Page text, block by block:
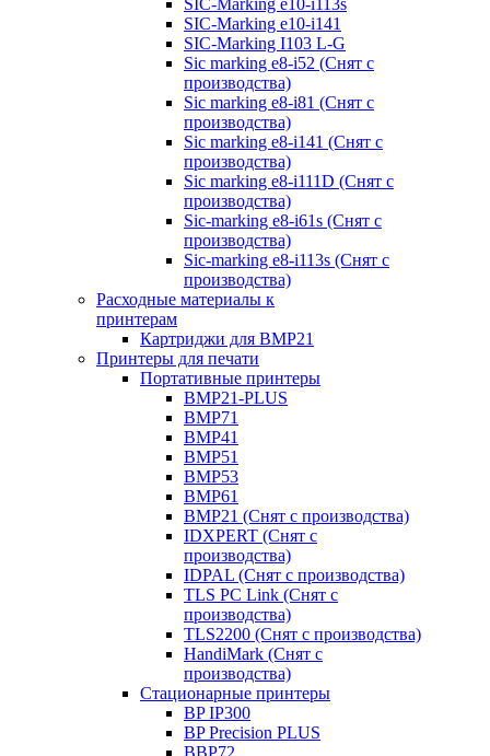
SIC-Marking e10-i113s
SIC-Marking e10-i141
SIC-Marking I103 L-G
Sic marking e8-i52 (Снят с
производства)
Sic marking e8-i81 (Снят с
производства)
Sic marking e8-i141 (Снят с
производства)
Sic marking e8-i111D (Снят с
производства)
Sic-marking e8-i61s (Снят с
производства)
Sic-marking e8-i113s (Снят с
производства)
Расходные материалы к
принтерам
Картриджи для BMP21
Принтеры для печати
Портативные принтеры
BMP21-PLUS
BMP71
BMP41
BMP51
BMP53
BMP61
BMP21 (Снят с производства)
IDXPERT (Снят с
производства)
IDPAL (Снят с производства)
TLS PC Link (Снят с
производства)
TLS2200 (Снят с производства)
HandiMark (Снят с
производства)
Стационарные принтеры
BP IP300
BP Precision PLUS
BBP72